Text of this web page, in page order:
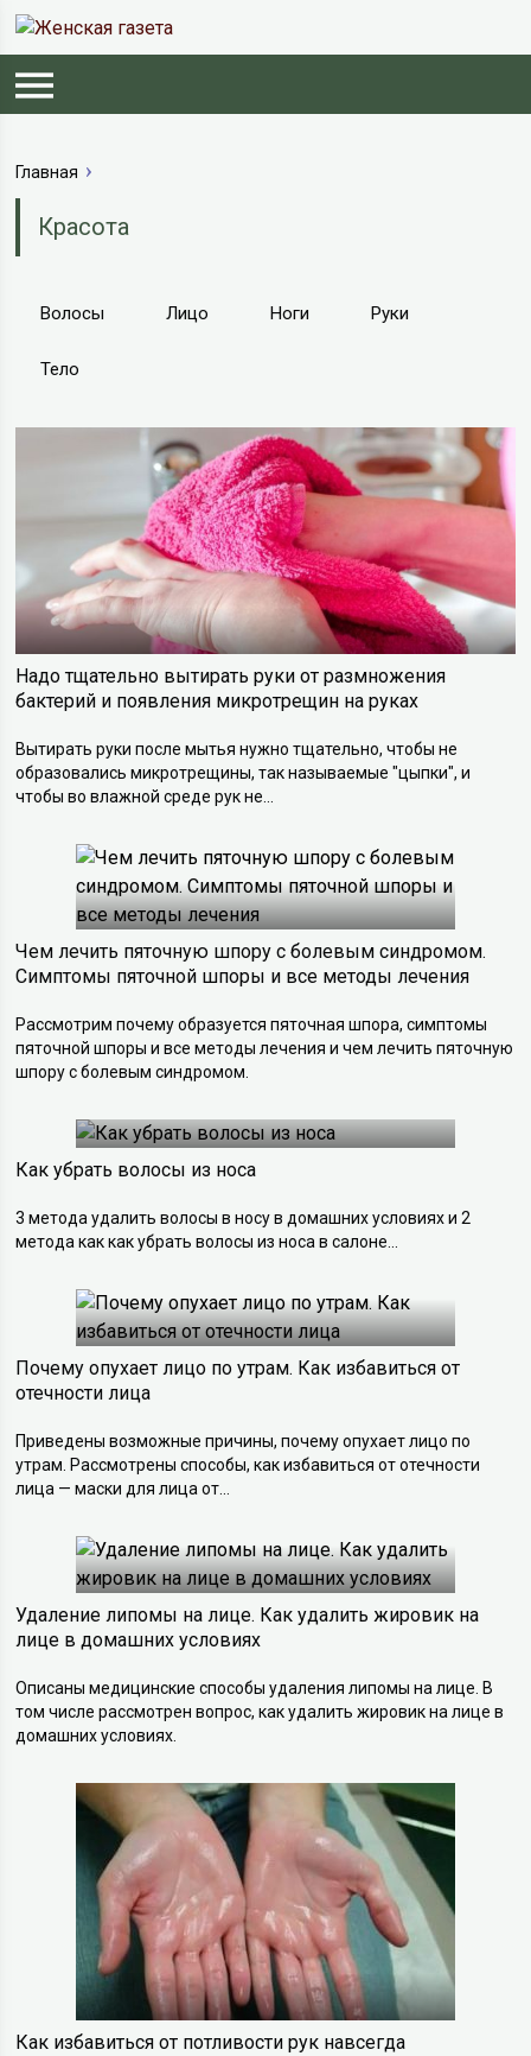
Главная
Красота
Волосы Лицо Ноги Руки
Тело
Надо тщательно вытирать руки от размножения
бактерий и появления микротрещин на руках
Вытирать руки после мытья нужно тщательно, чтобы не
образовались микротрещины, так называемые "цыпки", и
чтобы во влажной среде рук не...
Чем лечить пяточную шпору с болевым синдромом.
Симптомы пяточной шпоры и все методы лечения
Рассмотрим почему образуется пяточная шпора, симптомы
пяточной шпоры и все методы лечения и чем лечить пяточную
шпору с болевым синдромом.
Как убрать волосы из носа
3 метода удалить волосы в носу в домашних условиях и 2
метода как как убрать волосы из носа в салоне...
Почему опухает лицо по утрам. Как избавиться от
отечности лица
Приведены возможные причины, почему опухает лицо по
утрам. Рассмотрены способы, как избавиться от отечности
лица — маски для лица от...
Удаление липомы на лице. Как удалить жировик на
лице в домашних условиях
Описаны медицинские способы удаления липомы на лице. В
том числе рассмотрен вопрос, как удалить жировик на лице в
домашних условиях.
Как избавиться от потливости рук навсегда